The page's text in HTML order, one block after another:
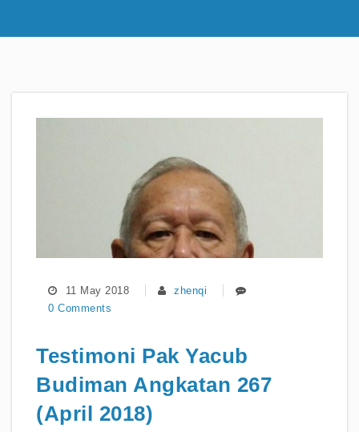
11 May 2018
zhenqi
0 Comments
Testimoni Pak Yacub
Budiman Angkatan 267
(April 2018)